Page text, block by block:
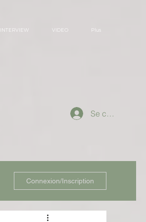
INTERVIEW VIDEO Plus
Se connecter
Connexion/Inscription